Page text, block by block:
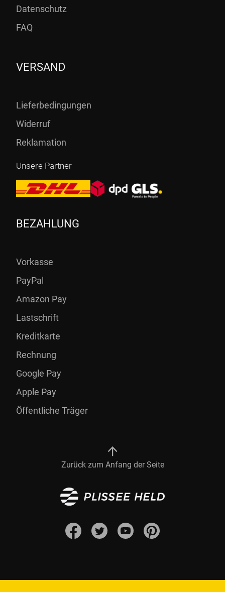
Zurück zum Anfang der Seite
Datenschutz
FAQ
VERSAND
Lieferbedingungen
Widerruf
Reklamation
Unsere Partner
BEZAHLUNG
Vorkasse
PayPal
Amazon Pay
Lastschrift
Kreditkarte
Rechnung
Google Pay
Apple Pay
Öffentliche Träger